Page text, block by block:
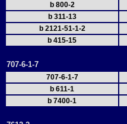
b 800-2
b 311-13
b 2121-51-1-2
b 415-15
707-6-1-7
707-6-1-7
b 611-1
b 7400-1